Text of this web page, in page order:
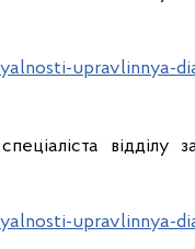
upravlinnya-
відділу
upravlinnya-